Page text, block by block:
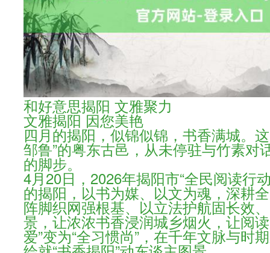
和好意思揭阳 文雅聚力
文雅揭阳 因您美艳
四月的揭阳，似锦似锦，书香满城。
邹鲁”的粤东古邑，从未停驻与竹素对
的脚步。
4月20日，2026年揭阳市“全民阅读行
的揭阳，以书为媒、以文为魂，深耕
阵脚织网强根基、以立法护航固长效
景，让浓浓书香浸润城乡烟火，让阅
爱”变为“全习惯尚”，在千年文脉与时